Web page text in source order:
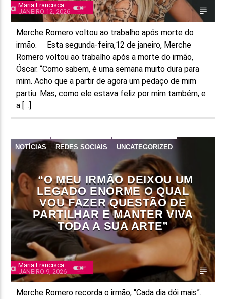
Maria Francisca
JANEIRO 12, 2026
Merche Romero voltou ao trabalho após morte do
irmão. Esta segunda-feira,12 de janeiro, Merche
Romero voltou ao trabalho após a morte do irmão,
Óscar. “Como sabem, é uma semana muito dura para
mim. Acho que a partir de agora um pedaço de mim
partiu. Mas, como ele estava feliz por mim também, e
a […]
NOTÍCIAS REDES SOCIAIS UNCATEGORIZED
“O MEU IRMÃO DEIXOU UM
LEGADO ENORME O QUAL
VOU FAZER QUESTÃO DE
PARTILHAR E MANTER VIVA
TODA A SUA ARTE”
Maria Francisca
JANEIRO 9, 2026
Merche Romero recorda o irmão, “Cada dia dói mais”.